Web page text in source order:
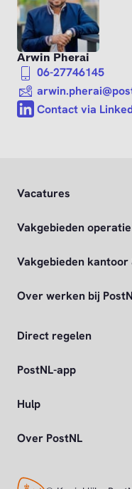
Arwin Pherai
06-27746145
Contact via
Vacatures
Vakgebieden operatie
Vakgebieden
Over werken bij
Direct regelen
PostNL-app
Hulp
Over PostNL